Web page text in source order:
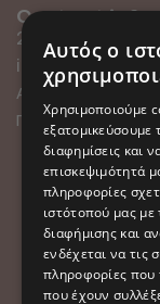
Contact info
211 0101119
Αγίου Αλεξάνδρου
Παλαιό Φάληρο
©
Αυτός ο
Χρησιμοποιούμε
εξατομικεύσουμε
διαφημίσεις και
επισκεψιμότητά
πληροφορίες
ιστότοπού μας με
διαφήμισης και
ενδέχεται να τις
πληροφορίες που
που έχουν